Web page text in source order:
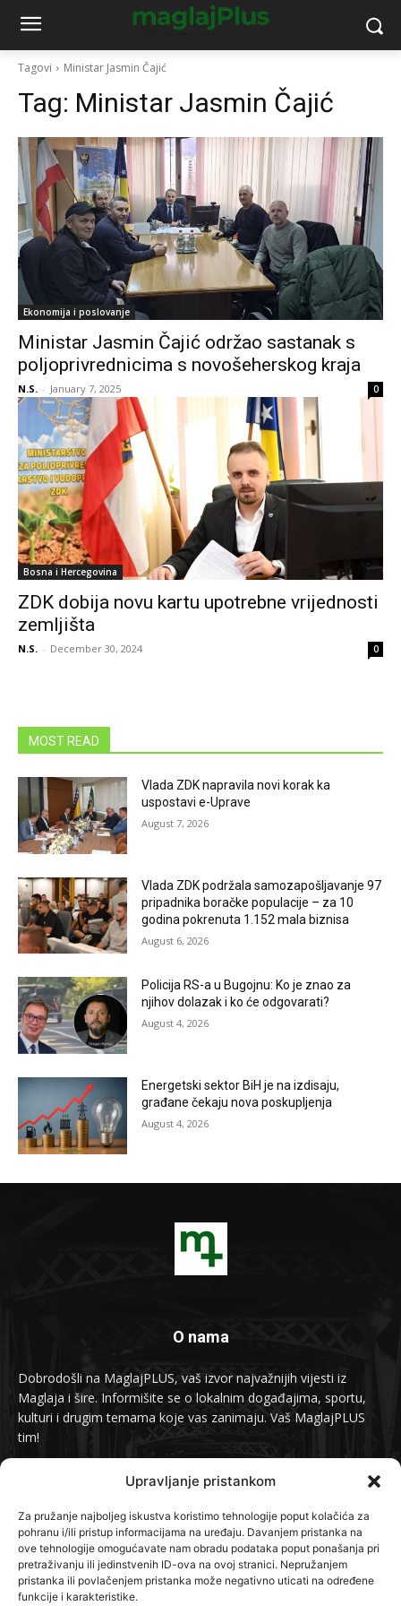
Upravljanje pristankom
Za pružanje najboljeg iskustva koristimo tehnologije poput kolačića za
pohranu i/ili pristup informacijama na uređaju. Davanjem pristanka na
ove tehnologije omogućavate nam obradu podataka poput ponašanja pri
pretraživanju ili jedinstvenih ID-ova na ovoj stranici. Nepružanjem
pristanka ili povlačenjem pristanka može negativno uticati na određene
funkcije i karakteristike.
Tagovi Ministar Jasmin Čajić
Tag: Ministar Jasmin Čajić
Ekonomija i poslovanje
Ministar Jasmin Čajić održao sastanak s
poljoprivrednicima s novošeherskog kraja
N.S. - January 7, 2025 0
Bosna i Hercegovina
ZDK dobija novu kartu upotrebne vrijednosti
zemljišta
N.S. - December 30, 2024 0
MOST READ
Vlada ZDK napravila novi korak ka
uspostavi e-Uprave
August 7, 2026
Vlada ZDK podržala samozapošljavanje 97
pripadnika boračke populacije – za 10
godina pokrenuta 1.152 mala biznisa
August 6, 2026
Policija RS-a u Bugojnu: Ko je znao za
njihov dolazak i ko će odgovarati?
August 4, 2026
Energetski sektor BiH je na izdisaju,
građane čekaju nova poskupljenja
August 4, 2026
O nama
Dobrodošli na MaglajPLUS, vaš izvor najvažnijih vijesti iz
Maglaja i šire. Informišite se o lokalnim događajima, sportu,
kulturi i drugim temama koje vas zanimaju. Vaš MaglajPLUS
tim!
info@maglajplus.ba
Pratite nas na